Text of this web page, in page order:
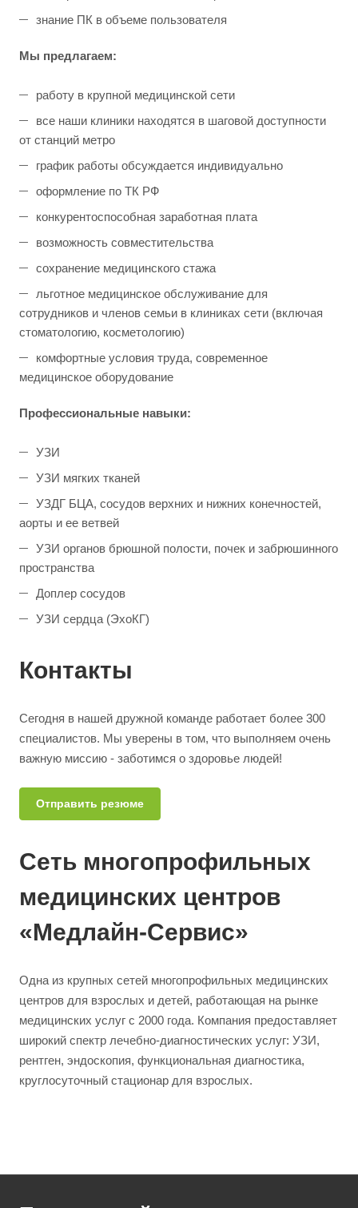
знание ПК в объеме пользователя
Мы предлагаем:
работу в крупной медицинской сети
все наши клиники находятся в шаговой доступности
от станций метро
график работы обсуждается индивидуально
оформление по ТК РФ
конкурентоспособная заработная плата
возможность совместительства
сохранение медицинского стажа
льготное медицинское обслуживание для
сотрудников и членов семьи в клиниках сети (включая
стоматологию, косметологию)
комфортные условия труда, современное
медицинское оборудование
Профессиональные навыки:
УЗИ
УЗИ мягких тканей
УЗДГ БЦА, сосудов верхних и нижних конечностей,
аорты и ее ветвей
УЗИ органов брюшной полости, почек и забрюшинного
пространства
Доплер сосудов
УЗИ сердца (ЭхоКГ)
Контакты
Сегодня в нашей дружной команде работает более 300
специалистов. Мы уверены в том, что выполняем очень
важную миссию - заботимся о здоровье людей!
Отправить резюме
Сеть многопрофильных
медицинских центров
«Медлайн-Сервис»
Одна из крупных сетей многопрофильных медицинских
центров для взрослых и детей, работающая на рынке
медицинских услуг с 2000 года. Компания предоставляет
широкий спектр лечебно-диагностических услуг: УЗИ,
рентген, эндоскопия, функциональная диагностика,
круглосуточный стационар для взрослых.